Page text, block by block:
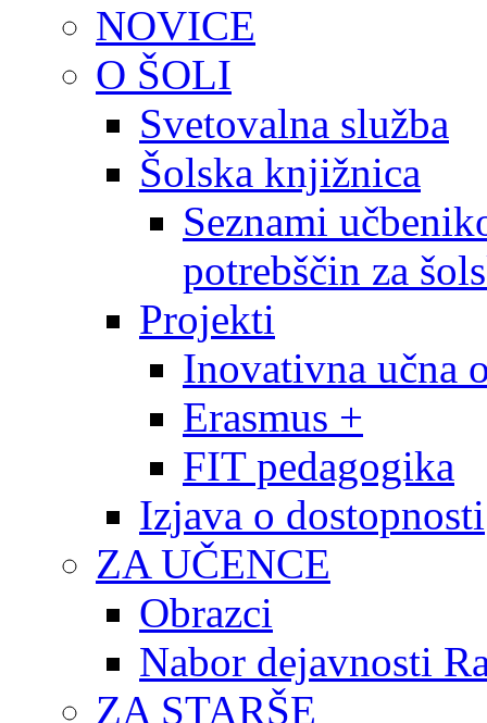
NOVICE
O ŠOLI
Svetovalna služba
Šolska knjižnica
Seznami
potrebščin za
Projekti
Inovativna učna
Erasmus +
FIT pedagogika
Izjava o dostopnosti
ZA UČENCE
Obrazci
Nabor dejavnosti
ZA STARŠE